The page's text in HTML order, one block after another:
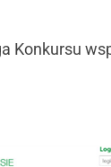
Konkursu